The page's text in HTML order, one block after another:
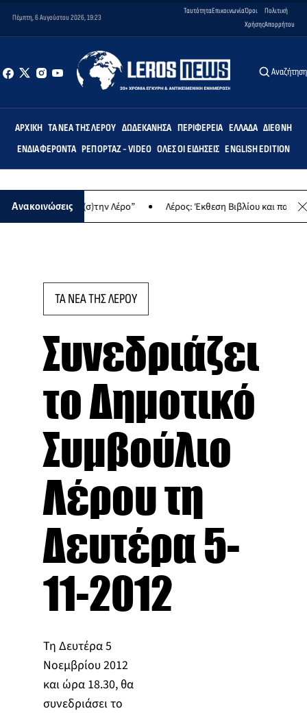
Πέμπτη, 6 Αυγούστου 2026, 19:23
ΤαυτότηταΕπικοινωνίαΌροι
Χρήσης
Πολιτική
Απορρήτου
Αναζήτηση
ΑΡΧΙΚΉ ΤΑ ΝΈΑ ΤΗΣ ΛΈΡΟΥ ΔΩΔΕΚΆΝΗΣΑ ΠΕΡΙΦΈΡΕΙΑ ΕΛΛΆΔΑ ΔΙΕΘΝΉ
ΕΝΔΙΑΦΈΡΟΝΤΑ ΡΕΠΟΡΤΆΖ - VIDEO ΌΛΕΣ ΟΙ ΕΙΔΉΣΕΙΣ ENGLISH EDITION
Ανακοινώσεις(σ)την Λέρο” Λέρος: Έκθεση Βιβλίου και
ΤΑ ΝΕΑ ΤΗΣ ΛΕΡΟΥ
Συνεδριάζει
το Δημοτικό
Συμβούλιο
Λέρου τη
Δευτέρα 5-
11-2012
Τη Δευτέρα 5
Νοεμβρίου 2012
και ώρα 18.30, θα
συνεδριάσει το